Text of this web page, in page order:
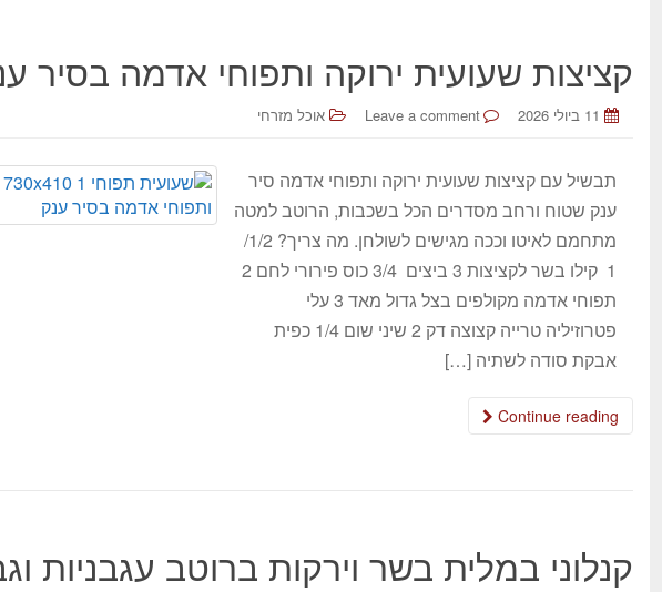
קציצות שעועית ירוקה ותפוחי אדמה בסיר
11 ביולי 2026 Leave a comment אוכל מזרחי
תבשיל עם קציצות שעועית ירוקה ותפוחי אדמה סיר
ענק שטוח ורחב מסדרים הכל בשכבות, הרוטב למטה
מתחמם לאיטו וככה מגישים לשולחן. מה צריך? 1/2/
1 קילו בשר לקציצות 3 ביצים 3/4 כוס פירורי לחם 2
תפוחי אדמה מקולפים בצל גדול מאד 3 עלי
פטרוזיליה טרייה קצוצה דק 2 שיני שום 1/4 כפית
אבקת סודה לשתיה […]
Continue reading
קנלוני במלית בשר וירקות ברוטב עגבניות